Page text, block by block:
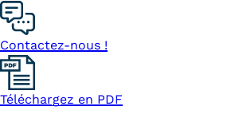
Communication
Prospect
Contactez-nous !
Téléchargez en PDF